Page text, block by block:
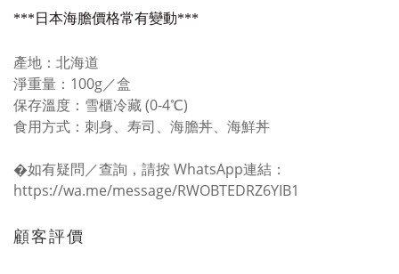
***日本海膽價格常有變動***
產地：北海道
淨重量：100g／盒
保存溫度：雪櫃冷藏 (0-4℃)
食用方式：刺身、寿司、海膽丼、海鮮丼
�如有疑問／查詢，請按 WhatsApp連結：
https://wa.me/message/RWOBTEDRZ6YIB1
顧客評價